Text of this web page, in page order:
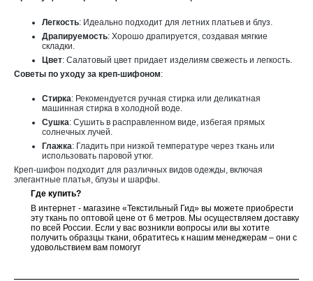
Легкость: Идеально подходит для летних платьев и блуз.
Драпируемость: Хорошо драпируется, создавая мягкие
складки.
Цвет: Салатовый цвет придает изделиям свежесть и легкость.
Советы по уходу за креп-шифоном:
Стирка: Рекомендуется ручная стирка или деликатная
машинная стирка в холодной воде.
Сушка: Сушить в расправленном виде, избегая прямых
солнечных лучей.
Глажка: Гладить при низкой температуре через ткань или
использовать паровой утюг.
Креп-шифон подходит для различных видов одежды, включая
элегантные платья, блузы и шарфы.
Где купить?
В интернет - магазине «Текстильный Гид» вы можете приобрести
эту ткань по оптовой цене от 6 метров. Мы осуществляем доставку
по всей России. Если у вас возникли вопросы или вы хотите
получить образцы ткани, обратитесь к нашим менеджерам – они с
удовольствием вам помогут